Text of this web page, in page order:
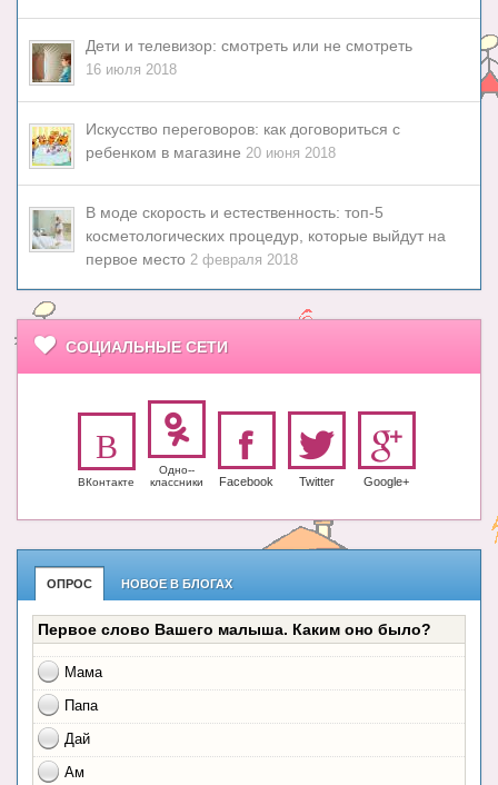
Дети и телевизор: смотреть или не смотреть
16 июля 2018
Искусство переговоров: как договориться с
ребенком в магазине 20 июня 2018
В моде скорость и естественность: топ-5
косметологических процедур, которые выйдут на
первое место 2 февраля 2018
СОЦИАЛЬНЫЕ СЕТИ
ВКонтакте
Одно-­
класс­ники
Facebook Twitter Google+
ОПРОС НОВОЕ В БЛОГАХ